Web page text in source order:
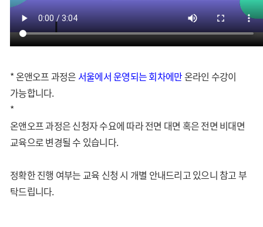
* 온앤오프 과정은 서울에서 운영되는 회차에만온라인 수강이
가능합니다.
*
온앤오프 과정은 신청자 수요에 따라 전면 대면 혹은 전면 비대면
교육으로 변경될 수 있습니다.
정확한 진행 여부는 교육 신청 시 개별 안내드리고 있으니 참고 부
탁드립니다.